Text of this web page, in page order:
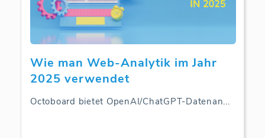
Wie man Web-Analytik im Jahr
2025 verwendet
Octoboard bietet OpenAI/ChatGPT-Datenan...